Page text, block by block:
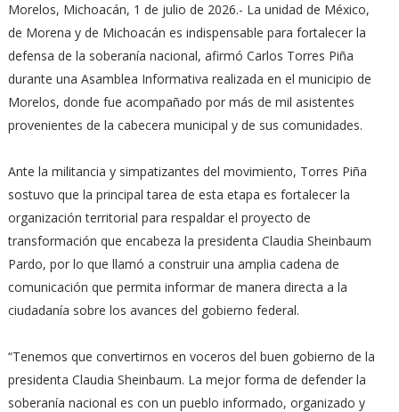
Morelos, Michoacán, 1 de julio de 2026.- La unidad de México,
de Morena y de Michoacán es indispensable para fortalecer la
defensa de la soberanía nacional, afirmó Carlos Torres Piña
durante una Asamblea Informativa realizada en el municipio de
Morelos, donde fue acompañado por más de mil asistentes
provenientes de la cabecera municipal y de sus comunidades.
Ante la militancia y simpatizantes del movimiento, Torres Piña
sostuvo que la principal tarea de esta etapa es fortalecer la
organización territorial para respaldar el proyecto de
transformación que encabeza la presidenta Claudia Sheinbaum
Pardo, por lo que llamó a construir una amplia cadena de
comunicación que permita informar de manera directa a la
ciudadanía sobre los avances del gobierno federal.
“Tenemos que convertirnos en voceros del buen gobierno de la
presidenta Claudia Sheinbaum. La mejor forma de defender la
soberanía nacional es con un pueblo informado, organizado y